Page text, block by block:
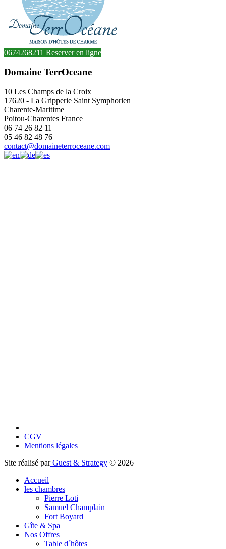
0674268211 Reserver en ligne
Domaine TerrOceane
10 Les Champs de la Croix
17620 - La Gripperie Saint Symphorien
Charente-Maritime
Poitou-Charentes France
06 74 26 82 11
05 46 82 48 76
contact@domaineterroceane.com
CGV
Mentions légales
Site réalisé parGuest & Strategy © 2026
Accueil
les chambres
Pierre Loti
Samuel Champlain
Fort Boyard
Gîte & Spa
Nos Offres
Table d´hôtes